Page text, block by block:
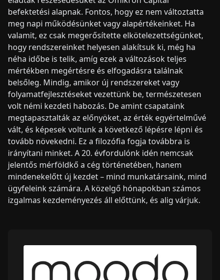
befektetési alapnak. Fontos, hogy ez nem változtatta
meg napi működésünket vagy alapértékeinket. Ha
valamit, ez csak megerősítette elkötelezettségünket,
hogy rendszereinket helyesen alakítsuk ki, még ha
néha időbe is telik, amíg ezek a változások teljes
mértékben megértésre és elfogadásra találnak
belsőleg. Mindig, amikor új rendszereket vagy
folyamatfejlesztéseket vezettünk be, természetesen
volt némi kezdeti habozás. De amint csapataink
megtapasztalták az előnyöket, az érték egyértelművé
vált, és képesek voltunk a következő lépésre lépni és
tovább növekedni. Ez a filozófia fogja továbbra is
irányítani minket. A 20. évfordulónk idén nemcsak
jelentős mérföldkő a cég történetében, hanem
mindenekelőtt új kezdet – mind munkatársaink, mind
ügyfeleink számára. A közelgő hónapokban számos
izgalmas kezdeményezés áll előttünk, és alig várjuk.